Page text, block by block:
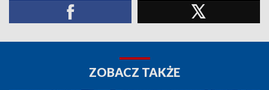
ZOBACZ TAKŻE